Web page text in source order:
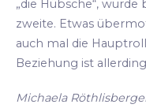
„die Hübsche“,
zweite. Etwas
auch mal die
Beziehung ist
Michaela